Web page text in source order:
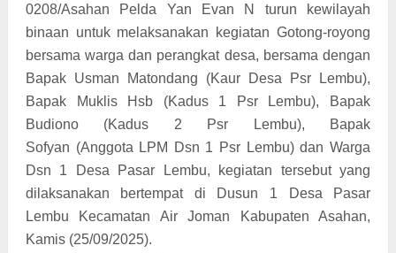
0208/Asahan Pelda Yan Evan N turun kewilayah
binaan untuk melaksanakan kegiatan Gotong-royong
bersama warga dan perangkat desa, bersama dengan
Bapak Usman Matondang (Kaur Desa Psr Lembu),
Bapak Muklis Hsb (Kadus 1 Psr Lembu), Bapak
Budiono (Kadus 2 Psr Lembu), Bapak
Sofyan (Anggota LPM Dsn 1 Psr Lembu) dan Warga
Dsn 1 Desa Pasar Lembu, kegiatan tersebut yang
dilaksanakan bertempat di Dusun 1 Desa Pasar
Lembu Kecamatan Air Joman Kabupaten Asahan,
Kamis (25/09/2025).